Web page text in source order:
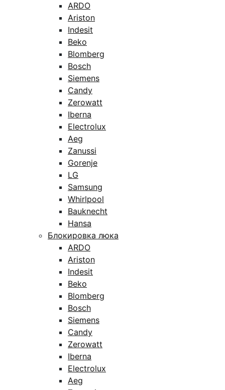
ARDO
Ariston
Indesit
Beko
Blomberg
Bosch
Siemens
Candy
Zerowatt
Iberna
Electrolux
Aeg
Zanussi
Gorenje
LG
Samsung
Whirlpool
Bauknecht
Hansa
Блокировка люка
ARDO
Ariston
Indesit
Beko
Blomberg
Bosch
Siemens
Candy
Zerowatt
Iberna
Electrolux
Aeg